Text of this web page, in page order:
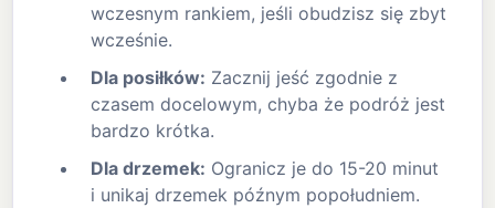
wczesnym rankiem, jeśli obudzisz się zbyt
wcześnie.
Dla posiłków: Zacznij jeść zgodnie z
czasem docelowym, chyba że podróż jest
bardzo krótka.
Dla drzemek: Ogranicz je do 15-20 minut
i unikaj drzemek późnym popołudniem.